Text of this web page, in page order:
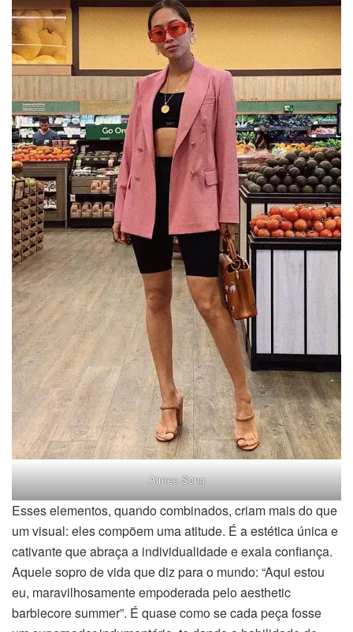
Aimee Song
Esses elementos, quando combinados, criam mais do que
um visual: eles compõem uma atitude. É a estética única e
cativante que abraça a individualidade e exala confiança.
Aquele sopro de vida que diz para o mundo: “Aqui estou
eu, maravilhosamente empoderada pelo aesthetic
barbiecore summer”. É quase como se cada peça fosse